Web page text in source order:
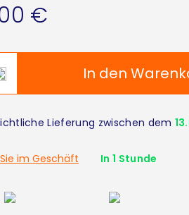
€
In den
Lieferung zwischen dem
im Geschäft
In 1 Stunde